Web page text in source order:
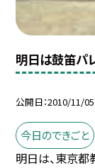
明日は鼓笛パ
公開日 2010/11/05
今日のできごと
明日は、東京都